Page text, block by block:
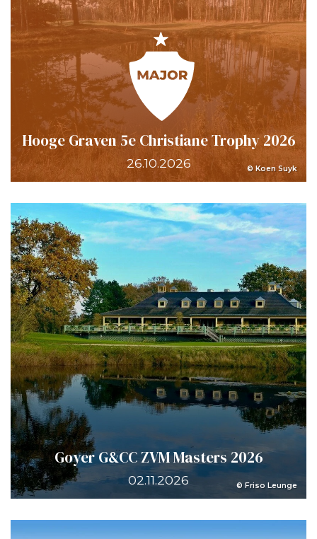
© Koen Suyk
Hooge Graven 5e Christiane Trophy 2026
26.10.2026
© Friso Leunge
Goyer G&CC ZVM Masters 2026
02.11.2026